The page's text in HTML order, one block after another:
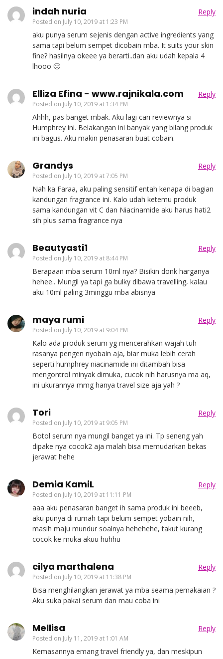
indah nuria
Posted on July 10, 2019 at 1:23 PM
Reply
aku punya serum sejenis dengan active ingredients yang
sama tapi belum sempet dicobain mba. It suits your skin
fine? hasilnya okeee ya berarti..dan aku udah kepala 4
lhooo 🙂
Elliza Efina - www.rajnikala.com
Posted on July 10, 2019 at 1:34 PM
Reply
Ahhh, pas banget mbak. Aku lagi cari reviewnya si
Humphrey ini. Belakangan ini banyak yang bilang produk
ini bagus. Aku makin penasaran buat cobain.
Grandys
Posted on July 10, 2019 at 7:05 PM
Reply
Nah ka Faraa, aku paling sensitif entah kenapa di bagian
kandungan fragrance ini. Kalo udah ketemu produk
sama kandungan vit C dan Niacinamide aku harus hati2
sih plus sama fragrance nya
Beautyasti1
Posted on July 10, 2019 at 8:44 PM
Reply
Berapaan mba serum 10ml nya? Bisikin donk harganya
hehee.. Mungil ya tapi ga bulky dibawa travelling, kalau
aku 10ml paling 3minggu mba abisnya
maya rumi
Posted on July 10, 2019 at 9:04 PM
Reply
Kalo ada produk serum yg mencerahkan wajah tuh
rasanya pengen nyobain aja, biar muka lebih cerah
seperti humphrey niacinamide ini ditambah bisa
mengontrol minyak dimuka, cucok nih harusnya ma aq,
ini ukurannya mmg hanya travel size aja yah ?
Tori
Posted on July 10, 2019 at 9:05 PM
Reply
Botol serum nya mungil banget ya ini. Tp seneng yah
dipake nya cocok2 aja malah bisa memudarkan bekas
jerawat hehe
Demia KamiL
Posted on July 10, 2019 at 11:11 PM
Reply
aaa aku penasaran banget ih sama produk ini beeeb,
aku punya di rumah tapi belum sempet yobain nih,
masih maju mundur soalnya hehehehe, takut kurang
cocok ke muka akuu huhhu
cilya marthalena
Posted on July 10, 2019 at 11:38 PM
Reply
Bisa menghilangkan jerawat ya mba seama pemakaian ?
Aku suka pakai serum dan mau coba ini
Mellisa
Posted on July 11, 2019 at 1:01 AM
Reply
Kemasannya emang travel friendly ya, dan meskipun